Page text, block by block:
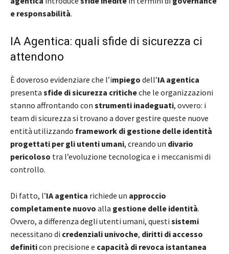
e responsabilità.
IA Agentica: quali sfide di sicurezza ci
attendono
È doveroso evidenziare che l’impiego dell’IA agentica
presenta sfide di sicurezza criticheche le organizzazioni
stanno affrontando con strumenti inadeguati, ovvero: i
team di sicurezza si trovano a dover gestire queste nuove
entità utilizzando framework di gestione delle identità
progettati per gli utenti umani, creando un divario
pericoloso tra l’evoluzione tecnologica e i meccanismi di
controllo.
Di fatto, l’IA agentica richiede un approccio
completamente nuovo alla gestione delle identità.
Ovvero, a differenza degli utenti umani, questi sistemi
necessitano di credenziali univoche, diritti di accesso
definiticon precisione e capacità di revoca istantanea